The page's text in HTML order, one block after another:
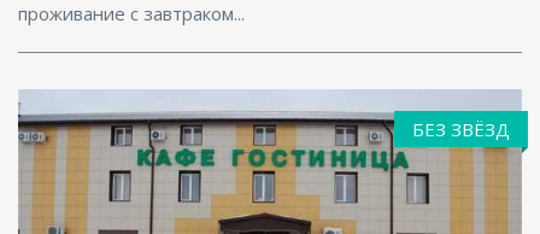
проживание с завтраком...
БЕЗ ЗВЁЗД